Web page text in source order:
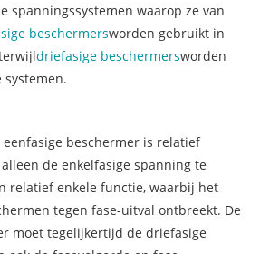
spanningssystemen waarop ze van
beschermersworden gebruikt in
driefasige beschermersworden
beschermer is relatief
de enkelfasige spanning te
relatief enkele functie, waarbij het
tegen fase-uitval ontbreekt. De
moet tegelijkertijd de driefasige